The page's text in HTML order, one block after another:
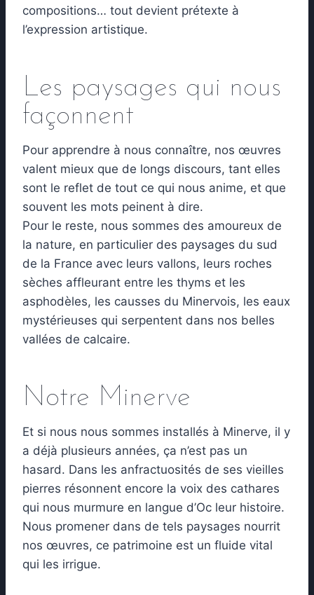
compositions… tout devient prétexte à
l’expression artistique.
Les paysages qui nous
façonnent
Pour apprendre à nous connaître, nos œuvres
valent mieux que de longs discours, tant elles
sont le reflet de tout ce qui nous anime, et que
souvent les mots peinent à dire.
Pour le reste, nous sommes des amoureux de
la nature, en particulier des paysages du sud
de la France avec leurs vallons, leurs roches
sèches affleurant entre les thyms et les
asphodèles, les causses du Minervois, les eaux
mystérieuses qui serpentent dans nos belles
vallées de calcaire.
Notre Minerve
Et si nous nous sommes installés à Minerve, il y
a déjà plusieurs années, ça n’est pas un
hasard. Dans les anfractuosités de ses vieilles
pierres résonnent encore la voix des cathares
qui nous murmure en langue d’Oc leur histoire.
Nous promener dans de tels paysages nourrit
nos œuvres, ce patrimoine est un fluide vital
qui les irrigue.